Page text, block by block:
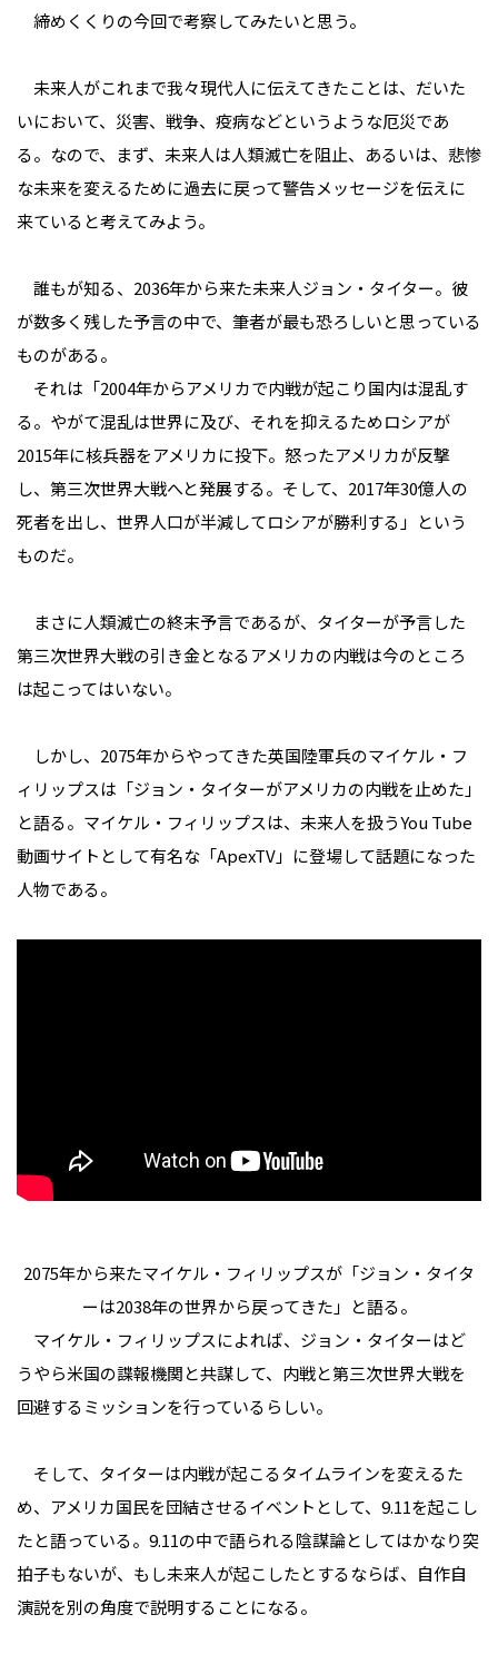
締めくくりの今回で考察してみたいと思う。
未来人がこれまで我々現代人に伝えてきたことは、だいた
いにおいて、災害、戦争、疫病などというような厄災であ
る。なので、まず、未来人は人類滅亡を阻止、あるいは、悲惨
な未来を変えるために過去に戻って警告メッセージを伝えに
来ていると考えてみよう。
誰もが知る、2036年から来た未来人ジョン・タイター。彼
が数多く残した予言の中で、筆者が最も恐ろしいと思っている
ものがある。
それは「2004年からアメリカで内戦が起こり国内は混乱す
る。やがて混乱は世界に及び、それを抑えるためロシアが
2015年に核兵器をアメリカに投下。怒ったアメリカが反撃
し、第三次世界大戦へと発展する。そして、2017年30億人の
死者を出し、世界人口が半減してロシアが勝利する」という
ものだ。
まさに人類滅亡の終末予言であるが、タイターが予言した
第三次世界大戦の引き金となるアメリカの内戦は今のところ
は起こってはいない。
しかし、2075年からやってきた英国陸軍兵のマイケル・フ
ィリップスは「ジョン・タイターがアメリカの内戦を止めた」
と語る。マイケル・フィリップスは、未来人を扱うYou Tube
動画サイトとして有名な「ApexTV」に登場して話題になった
人物である。
2075年から来たマイケル・フィリップスが「ジョン・タイタ
ーは2038年の世界から戻ってきた」と語る。
マイケル・フィリップスによれば、ジョン・タイターはど
うやら米国の諜報機関と共謀して、内戦と第三次世界大戦を
回避するミッションを行っているらしい。
そして、タイターは内戦が起こるタイムラインを変えるた
め、アメリカ国民を団結させるイベントとして、9.11を起こし
たと語っている。9.11の中で語られる陰謀論としてはかなり突
拍子もないが、もし未来人が起こしたとするならば、自作自
演説を別の角度で説明することになる。